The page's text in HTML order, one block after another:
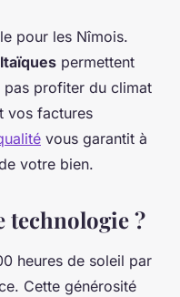
pour les Nîmois.
permettent
pas profiter du climat
vos factures
vous garantit à
votre bien.
?
heures de soleil par
Cette générosité